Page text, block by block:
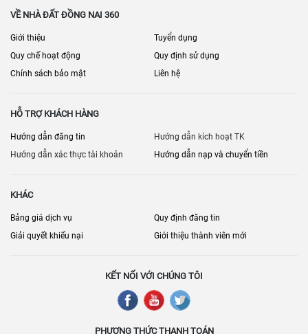
VỀ NHÀ ĐẤT ĐỒNG NAI 360
Giới thiệu
Tuyển dụng
Quy chế hoạt động
Quy định sử dụng
Chính sách bảo mật
Liên hệ
HỖ TRỢ KHÁCH HÀNG
Hướng dẫn đăng tin
Hướng dẫn kích hoạt TK
Hướng dẫn xác thực tài khoản
Hướng dẫn nạp và chuyển tiền
KHÁC
Bảng giá dịch vụ
Quy định đăng tin
Giải quyết khiếu nại
Giới thiệu thành viên mới
KẾT NỐI VỚI CHÚNG TÔI
PHƯƠNG THỨC THANH TOÁN